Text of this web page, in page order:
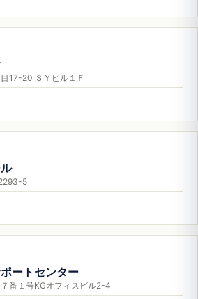
17-20 ＳＹビル１Ｆ
5
ートセンター
番１号KGオフィスビル2-4